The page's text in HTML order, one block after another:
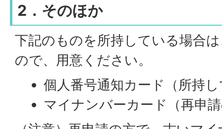
2．そのほか
下記のものを所持している場合
ので、用意ください。
個人番号通知カード（所持
マイナンバーカード（再申